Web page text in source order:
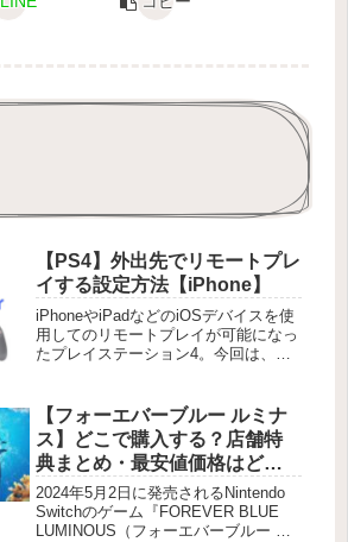
【PS4】外出先でリモートプレ
イする設定方法【iPhone】
iPhoneやiPadなどのiOSデバイスを使
用してのリモートプレイが可能になっ
たプレイステーション4。今回は、外
トプレイする設定方法準備・ご家庭の
PS4本体がインターネッ...
【フォーエバーブルー ルミナ
ス】どこで購入する？店舗特
典まとめ・最安値価格はど
こ？
2024年5月2日に発売されるNintendo
Switchのゲーム『FOREVER BLUE
LUMINOUS（フォーエバーブルー ル